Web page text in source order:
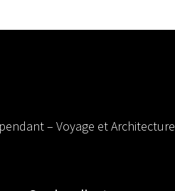
– Voyage et Architecture